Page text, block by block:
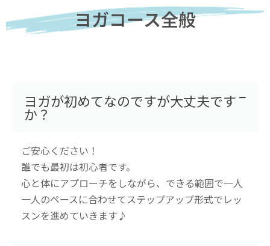
ヨガコース全般
ヨガが初めてなのですが大丈夫です
か？
ご安心ください！
誰でも最初は初心者です。
心と体にアプローチをしながら、できる範囲で一人
一人のペースに合わせてステップアップ形式でレッ
スンを進めていきます♪